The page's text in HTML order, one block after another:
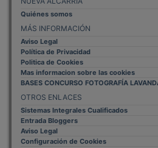
Quiénes somos
MÁS INFORMACIÓN
Aviso Legal
Política de Privacidad
Politica de Cookies
Mas informacion sobre las cookies
BASES CONCURSO FOTOGRAFÍA LAVANDA
OTROS ENLACES
Sistemas Integrales Cualificados
Entrada Bloggers
Aviso Legal
Configuración de Cookies
Empleo Trabajando.es